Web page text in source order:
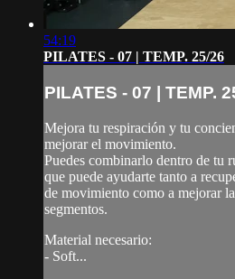
54:19
PILATES - 07 | TEMP. 25/26
PILATES - 07 | TEMP.
Mejora tu respiración y tu
mejorar el movimiento.
Puedes combinarlo dentro de tu
que puede ayudarte tanto a
de movimiento como a mejorar
segmentos.
Material necesario:
- Soft...